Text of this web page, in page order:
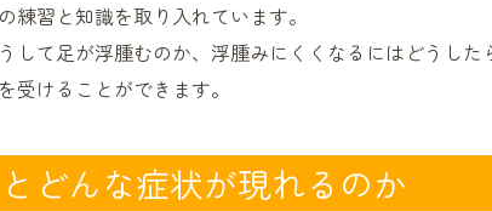
習と知識を取り入れています。
して足が浮腫むのか、浮腫みにくくなるにはどうした
けることができます。
どんな症状が現れるのか